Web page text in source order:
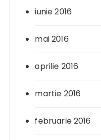
iunie 2016
mai 2016
aprilie 2016
martie 2016
februarie 2016